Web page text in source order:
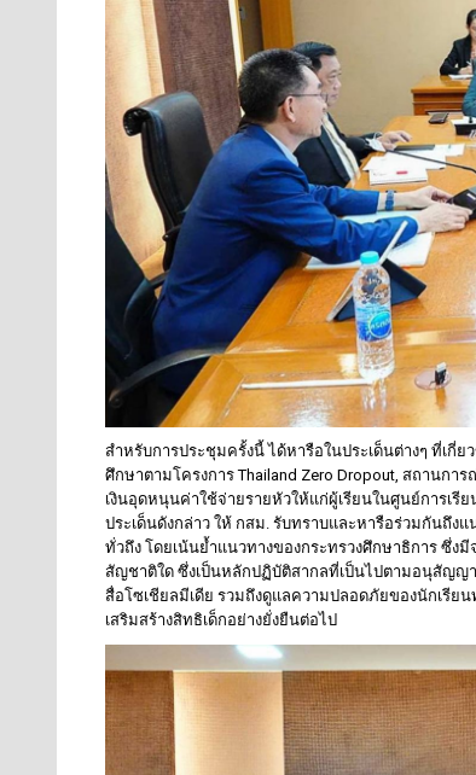
สำหรับการประชุมครั้งนี้ ได้หารือในประเด็นต่างๆ ที่เกี่
ศึกษาตามโครงการ Thailand Zero Dropout, สถานกา
เงินอุดหนุนค่าใช้จ่ายรายหัวให้แก่ผู้เรียนในศูนย์การเ
ประเด็นดังกล่าว ให้ กสม. รับทราบและหารือร่วมกันถึงแ
ทั่วถึง โดยเน้นย้ำแนวทางของกระทรวงศึกษาธิการ ซึ่
สัญชาติใด ซึ่งเป็นหลักปฏิบัติสากลที่เป็นไปตามอนุสัญญ
สื่อโซเชียลมีเดีย รวมถึงดูแลความปลอดภัยของนักเรี
เสริมสร้างสิทธิเด็กอย่างยั่งยืนต่อไป